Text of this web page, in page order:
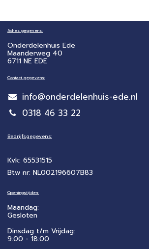
Adres gegevens:
Onderdelenhuis Ede
Maanderweg 40
6711 NE EDE
Contact gegevens:
info@onderdelenhuis-ede.nl
0318 46 33 22
Bedrijfsgegevens:
Kvk: 65531515
Btw nr: NL002196607B83
Openingstijden:
Maandag:
Gesloten
Dinsdag t/m Vrijdag:
9:00 - 18:00